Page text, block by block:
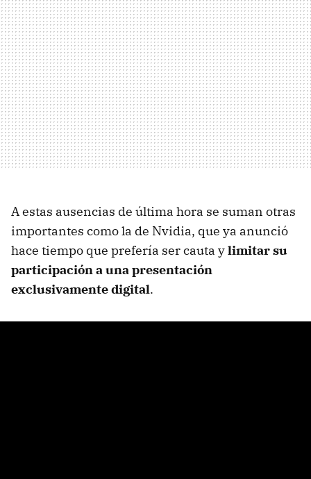
A estas ausencias de última hora se suman otras
importantes como la de Nvidia, que ya anunció
hace tiempo que prefería ser cauta ylimitar su
participación a una presentación
exclusivamente digital.